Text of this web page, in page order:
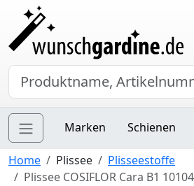
Marken Schienen
Home Plissee
Plisseestoffe
Plissee COSIFLOR Cara B1